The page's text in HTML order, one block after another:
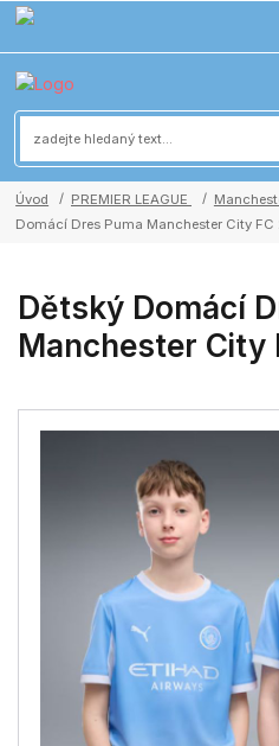
Úvod PREMIER LEAGUE
Domácí Dres Puma Manchester City
Dětský Domácí
Manchester City